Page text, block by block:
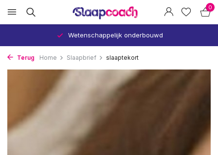
0
Wetenschappelijk onderbouwd
Terug Home Slaapbrief slaaptekort